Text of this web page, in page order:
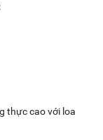
thực cao với loa